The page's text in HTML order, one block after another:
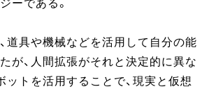
ーである。
道具や機械などを活用して自分の能
が、人間拡張がそれと決定的に異な
ットを活用することで、現実と仮想